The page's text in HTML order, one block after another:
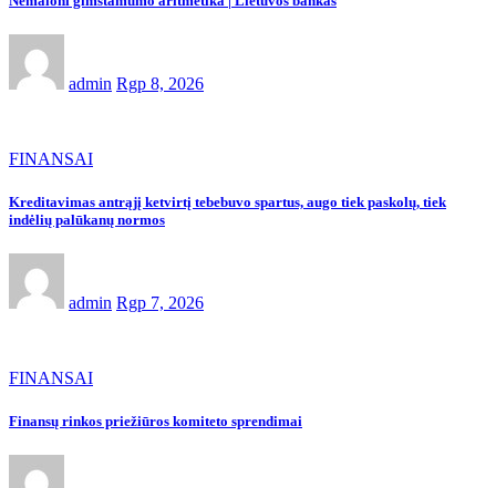
admin Rgp 8, 2026
FINANSAI
Kreditavimas antrąjį ketvirtį tebebuvo spartus, augo tiek paskolų, tiek
indėlių palūkanų normos
admin Rgp 7, 2026
FINANSAI
Finansų rinkos priežiūros komiteto sprendimai